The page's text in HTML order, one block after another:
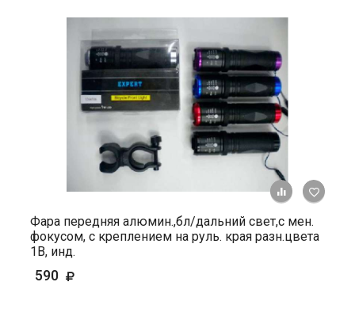
+ К
Фара передняя алюмин.,бл/дальний свет,с мен.
фокусом, с креплением на руль. края разн.цвета
1В, инд.
590